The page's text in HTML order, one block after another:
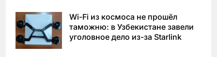
Wi-Fi из космоса не прошёл
таможню: в Узбекистане завели
уголовное дело из-за Starlink